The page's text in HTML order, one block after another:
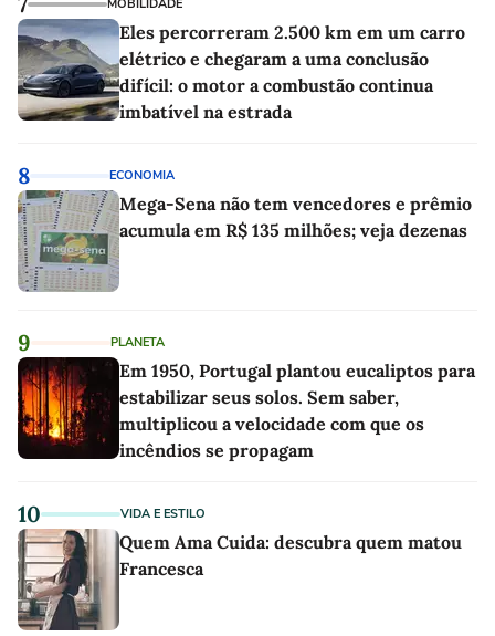
MOBILIDADE
Eles percorreram 2.500 km em um carro
elétrico e chegaram a uma conclusão
difícil: o motor a combustão continua
imbatível na estrada
8 ECONOMIA
Mega-Sena não tem vencedores e prêmio
acumula em R$ 135 milhões; veja dezenas
9 PLANETA
Em 1950, Portugal plantou eucaliptos para
estabilizar seus solos. Sem saber,
multiplicou a velocidade com que os
incêndios se propagam
10 VIDA E ESTILO
Quem Ama Cuida: descubra quem matou
Francesca